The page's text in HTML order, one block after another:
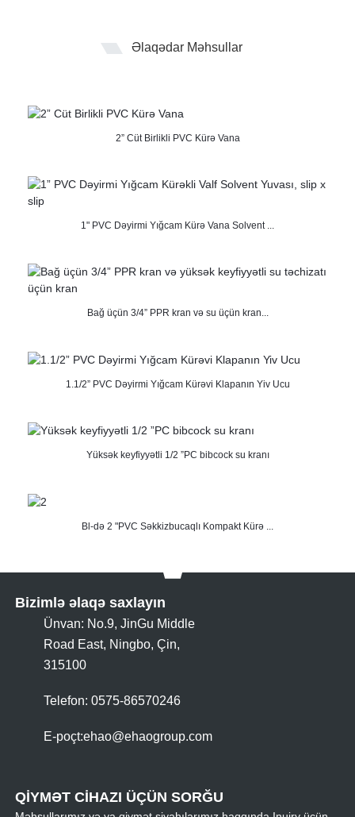
Əlaqədar Məhsullar
2” Cüt Birlikli PVC Kürə Vana
1" PVC Dəyirmi Yığcam Kürə Vana Solvent ...
Bağ üçün 3/4” PPR kran və su üçün kran...
1.1/2” PVC Dəyirmi Yığcam Kürəvi Klapanın Yiv Ucu
Yüksək keyfiyyətli 1/2 ”PC bibcock su kranı
Bl-də 2 "PVC Səkkizbucaqlı Kompakt Kürə ...
Bizimlə əlaqə saxlayın
Ünvan: No.9, JinGu Middle
Road East, Ningbo, Çin,
315100
Telefon: 0575-86570246
E-poçt:ehao@ehaogroup.com
QİYMƏT CİHAZI ÜÇÜN SORĞU